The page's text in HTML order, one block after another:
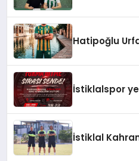
Hatipoğlu
İstiklalspor
İstiklal